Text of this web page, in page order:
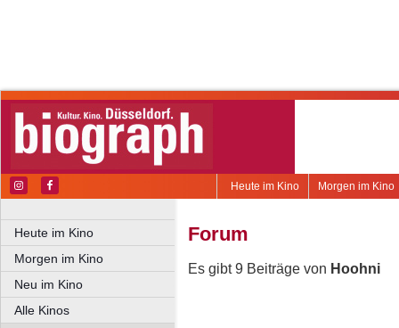
Morgen im Kino
Heute im Kino
Heute im Kino
Morgen im Kino
Neu im Kino
Alle Kinos
Forum
Es gibt 9 Beiträge von Hoohni